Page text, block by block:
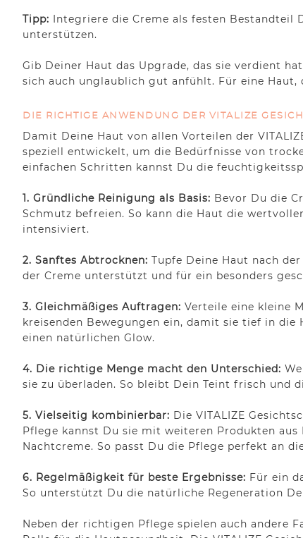
Tipp: Integriere die Creme als festen Bestandteil
unterstützen.
Gib Deiner Haut das Upgrade, das sie verdient
sich auch unglaublich gut anfühlt. Für eine Haut,
DIE RICHTIGE ANWENDUNG DER VITALIZE
Damit Deine Haut von allen Vorteilen der
speziell entwickelt, um die Bedürfnisse von
einfachen Schritten kannst Du die
1. Gründliche Reinigung als Basis: Bevor Du die
Schmutz befreien. So kann die Haut die
intensiviert.
2. Sanftes Abtrocknen: Tupfe Deine Haut nach
der Creme unterstützt und für ein besonders
3. Gleichmäßiges Auftragen: Verteile eine kleine
kreisenden Bewegungen ein, damit sie tief in
einen natürlichen Glow.
4. Die richtige Menge macht den Unterschied:
sie zu überladen. So bleibt Dein Teint frisch und
5. Vielseitig kombinierbar: Die VITALIZE
Pflege kannst Du sie mit weiteren Produkten
Nachtcreme. So passt Du die Pflege perfekt an
6. Regelmäßigkeit für beste Ergebnisse: Für ein
So unterstützt Du die natürliche Regeneration
Neben der richtigen Pflege spielen auch andere